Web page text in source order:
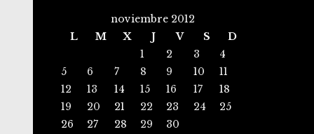
noviembre 2012
L
M X J V S
D
1
2 3
4
5
6 7 8 9 10
11
12
13 14 15 16 17
18
19
20 21 22 23 24
25
26
27 28 29 30